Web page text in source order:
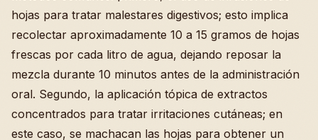
hojas para tratar malestares digestivos; esto implica
recolectar aproximadamente 10 a 15 gramos de hojas
frescas por cada litro de agua, dejando reposar la
mezcla durante 10 minutos antes de la administración
oral. Segundo, la aplicación tópica de extractos
concentrados para tratar irritaciones cutáneas; en
este caso, se machacan las hojas para obtener un